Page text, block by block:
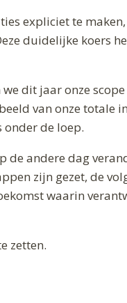
expliciet te
duidelijke koers
dit jaar onze
van onze totale
onder de loep.
de andere dag
zijn gezet, de
waarin
zetten.